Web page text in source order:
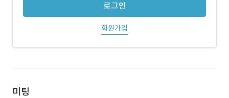
로그인
회원가입
미팅